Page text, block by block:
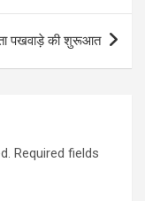
पखवाड़े की शुरूआत
Required fields